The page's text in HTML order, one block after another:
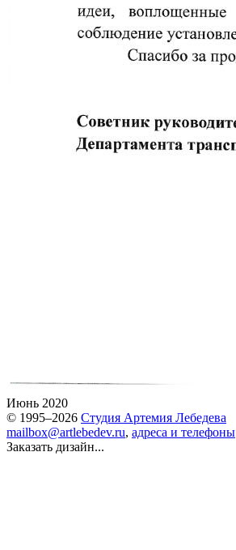
Июнь 2020
© 1995–2026 Студия Артемия Лебедева
mailbox@artlebedev.ru, адреса и телефоны
Заказать дизайн...